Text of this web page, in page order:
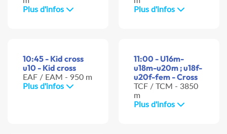
Plus d'infos
Plus d'infos
10:45 - Kid cross
u10 - Kid cross
EAF / EAM - 950 m
Plus d'infos
11:00 - U16m-
u18m-u20m ; u18f-
u20f-fem - Cross
TCF / TCM - 3850
m
Plus d'infos